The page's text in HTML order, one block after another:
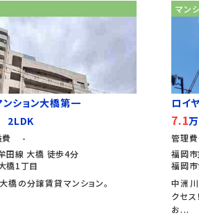
ション大橋第一
2LDK
費 -
田線 大橋 徒歩4分
橋1丁目
橋の分譲賃貸マンション。
マン
ロイ
7.1
管理
福岡
福岡
中洲
クセ
お...